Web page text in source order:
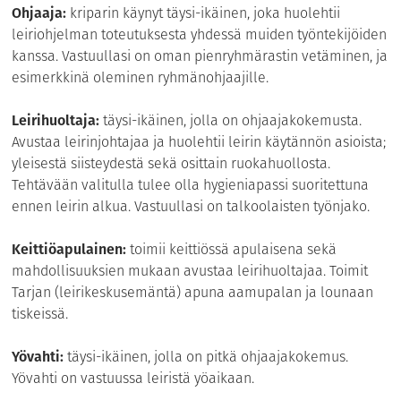
Ohjaaja: kriparin käynyt täysi-ikäinen, joka huolehtii
leiriohjelman toteutuksesta yhdessä muiden työntekijöiden
kanssa. Vastuullasi on oman pienryhmärastin vetäminen, ja
esimerkkinä oleminen ryhmänohjaajille.
Leirihuoltaja:täysi-ikäinen, jolla on ohjaajakokemusta.
Avustaa leirinjohtajaa ja huolehtii leirin käytännön asioista;
yleisestä siisteydestä sekä osittain ruokahuollosta.
Tehtävään valitulla tulee olla hygieniapassi suoritettuna
ennen leirin alkua. Vastuullasi on talkoolaisten työnjako.
Keittiöapulainen:toimii keittiössä apulaisena sekä
mahdollisuuksien mukaan avustaa leirihuoltajaa. Toimit
Tarjan (leirikeskusemäntä) apuna aamupalan ja lounaan
tiskeissä.
Yövahti:täysi-ikäinen, jolla on pitkä ohjaajakokemus.
Yövahti on vastuussa leiristä yöaikaan.